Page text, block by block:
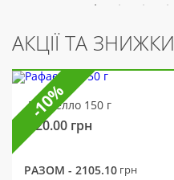
АКЦІЇ ТА ЗНИЖКИ
Рафаелло 150 г
320.00 грн
РАЗОМ - 2105.10 грн
-10%